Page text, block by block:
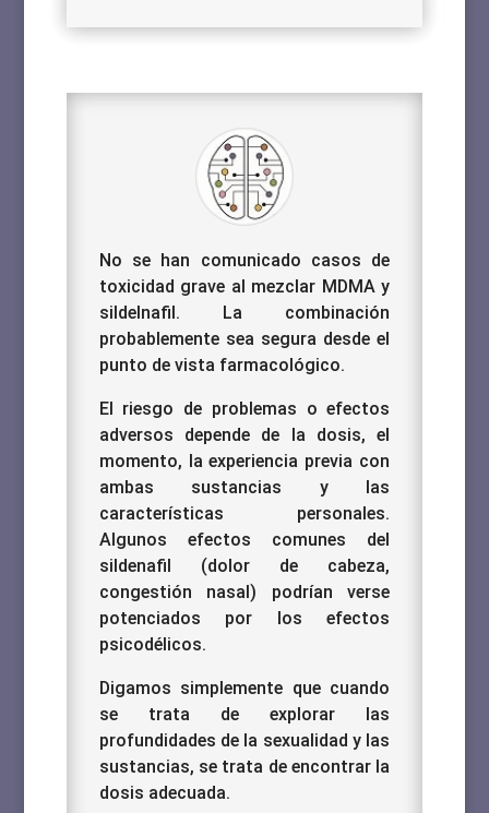
No se han comunicado casos de
toxicidad grave al mezclar MDMA y
sildelnafil.
La combinación
probablemente sea segura desde el
punto de vista farmacológico.
El riesgo de problemas o efectos
adversos depende de la dosis, el
momento, la experiencia previa con
ambas sustancias y las
características personales.
Algunos efectos comunes del
sildenafil (dolor de cabeza,
congestión nasal) podrían verse
potenciados por los efectos
psicodélicos.
Digamos simplemente que cuando
se trata de explorar las
profundidades de la sexualidad y las
sustancias, se trata de encontrar la
dosis adecuada.